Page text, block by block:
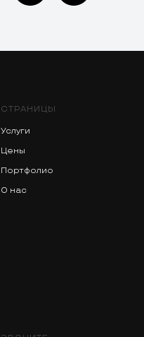
СТРАНИЦЫ
Услуги
Цены
Портфолио
О нас